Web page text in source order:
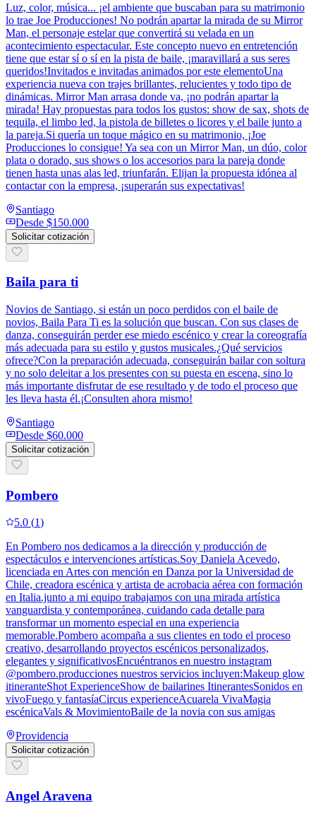
Luz, color, música... ¡el ambiente que buscaban para su matrimonio
lo trae Joe Producciones! No podrán apartar la mirada de su Mirror
Man, el personaje estelar que convertirá su velada en un
acontecimiento espectacular. Este concepto nuevo en entretención
tiene que estar sí o sí en la pista de baile, ¡maravillará a sus seres
queridos!Invitados e invitadas animados por este elementoUna
experiencia nueva con trajes brillantes, relucientes y todo tipo de
dinámicas. Mirror Man arrasa donde va, ¡no podrán apartar la
mirada! Hay propuestas para todos los gustos: show de sax, shots de
tequila, el limbo led, la pistola de billetes o licores y el baile junto a
la pareja.Si quería un toque mágico en su matrimonio, ¡Joe
Producciones lo consigue! Ya sea con un Mirror Man, un dúo, color
plata o dorado, sus shows o los accesorios para la pareja donde
tienen hasta unas alas led, triunfarán. Elijan la propuesta idónea al
contactar con la empresa, ¡superarán sus expectativas!
Santiago
Desde $150.000
Solicitar cotización
Baila para ti
Novios de Santiago, si están un poco perdidos con el baile de
novios, Baila Para Ti es la solución que buscan. Con sus clases de
danza, conseguirán perder ese miedo escénico y crear la coreografía
más adecuada para su estilo y gustos musicales.¿Qué servicios
ofrece?Con la preparación adecuada, conseguirán bailar con soltura
y no solo deleitar a los presentes con su puesta en escena, sino lo
más importante disfrutar de ese resultado y de todo el proceso que
les lleva hasta él.¡Consulten ahora mismo!
Santiago
Desde $60.000
Solicitar cotización
Pombero
5.0 (1)
En Pombero nos dedicamos a la dirección y producción de
espectáculos e intervenciones artísticas.Soy Daniela Acevedo,
licenciada en Artes con mención en Danza por la Universidad de
Chile, creadora escénica y artista de acrobacia aérea con formación
en Italia.junto a mi equipo trabajamos con una mirada artística
vanguardista y contemporánea, cuidando cada detalle para
transformar un momento especial en una experiencia
memorable.Pombero acompaña a sus clientes en todo el proceso
creativo, desarrollando proyectos escénicos personalizados,
elegantes y significativosEncuéntranos en nuestro instagram
@pombero.producciones nuestros servicios incluyen:Makeup glow
itineranteShot ExperienceShow de bailarines ItinerantesSonidos en
vivoFuego y fantasíaCircus experienceAcuarela VivaMagia
escénicaVals & MovimientoBaile de la novia con sus amigas
Providencia
Solicitar cotización
Angel Aravena